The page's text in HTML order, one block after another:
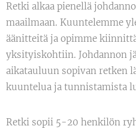
Retki alkaa pienellä
maailmaan. Kuuntelemme
äänitteitä ja opimme
yksityiskohtiin. Johdannon
aikatauluun sopivan retken
kuuntelua ja tunnistamista
Retki sopii 5-20 henkilön